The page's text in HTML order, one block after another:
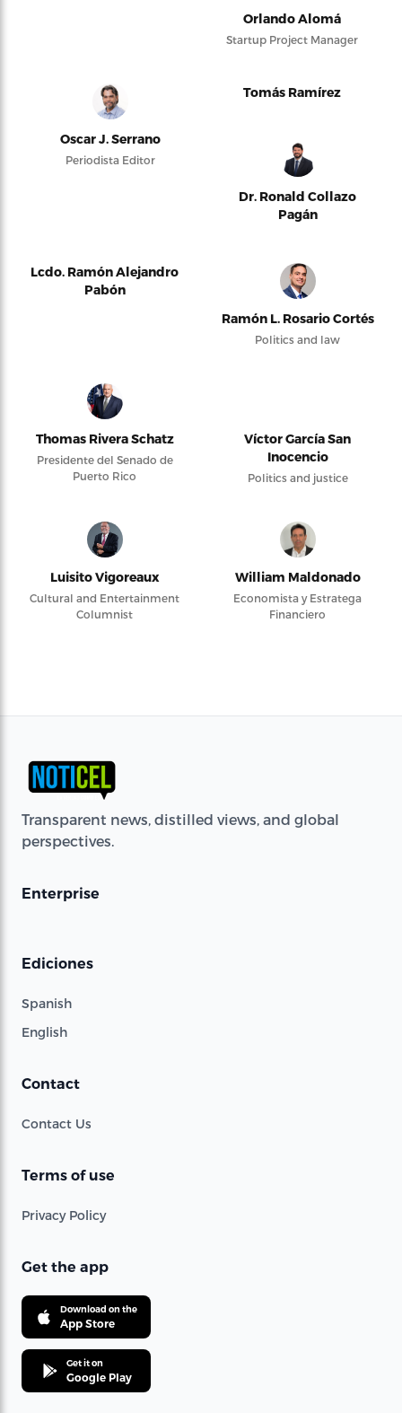
Orlando Alomá
Startup Project Manager
Oscar J. Serrano
Periodista Editor
Tomás Ramírez
Dr. Ronald Collazo
Pagán
Lcdo. Ramón Alejandro
Pabón
Ramón L. Rosario Cortés
Politics and law
Thomas Rivera Schatz
Presidente del Senado de
Puerto Rico
Víctor García San
Inocencio
Politics and justice
Luisito Vigoreaux
Cultural and Entertainment
Columnist
William Maldonado
Economista y Estratega
Financiero
Transparent news, distilled views, and global
perspectives.
Enterprise
Ediciones
Spanish
English
Contact
Contact Us
Terms of use
Privacy Policy
Get the app
Download on the
App Store
Get it on
Google Play